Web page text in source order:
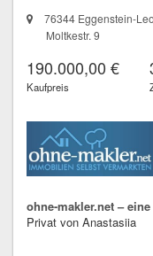
76344 Eggenstein-
Moltkestr. 9
190.000,00 €
Kaufpreis
ohne-makler.net –
Privat von Anastasiia